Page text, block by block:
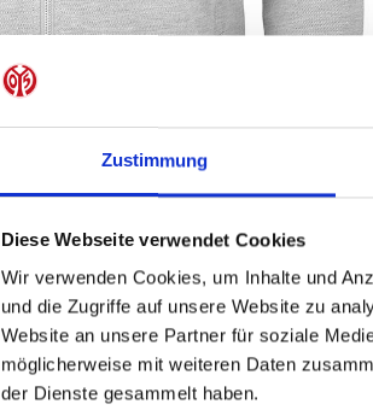
Zustimmung
Diese Webseite verwendet Cookies
Wir verwenden Cookies, um Inhalte und
und die Zugriffe auf unsere Website zu
Website an unsere Partner für soziale
möglicherweise mit weiteren Daten
der Dienste gesammelt haben.